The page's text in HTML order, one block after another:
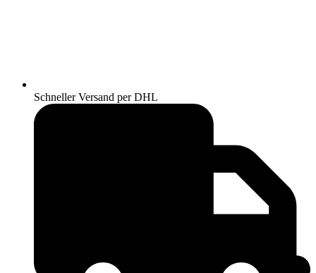
Schneller Versand per DHL